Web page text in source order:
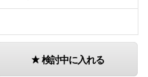
検討中に入れる